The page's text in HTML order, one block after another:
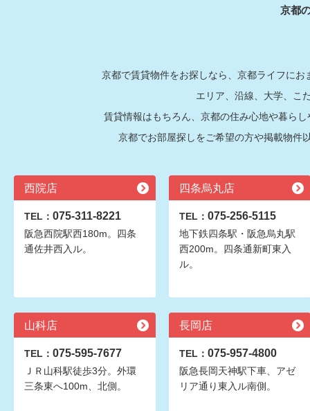
京都
京都で賃貸物件をお探しなら、京都ライフに
エリア、沿線、大学、こ
賃貸情報はもちろん、京都の住み心地や暮ら
京都でお部屋探しをご希望の方や掲載物件
西院店
TEL： 075-311-8221
阪急西院駅西180m。四条
通佐井西入ル。
四条烏丸店
TEL： 075-256-5115
地下鉄四条駅・阪急烏丸駅
西200m。四条通新町東入
ル。
山科店
TEL： 075-595-7677
ＪＲ山科駅徒歩3分。外環
三条東へ100m、北側。
長岡店
TEL： 075-957-4800
阪急長岡天神駅下車、アゼ
リア通り東入ル南側。